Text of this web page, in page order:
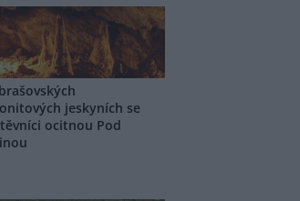
jeskyních se
ocitnou Pod